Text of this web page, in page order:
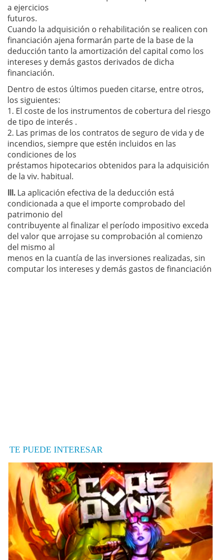
a ejercicios
futuros.
Cuando la adquisición o rehabilitación se realicen con
financiación ajena formarán parte de la base de la
deducción tanto la amortización del capital como los
intereses y demás gastos derivados de dicha
financiación.
Dentro de estos últimos pueden citarse, entre otros,
los siguientes:
1. El coste de los instrumentos de cobertura del riesgo
de tipo de interés .
2. Las primas de los contratos de seguro de vida y de
incendios, siempre que estén incluidos en las
condiciones de los
préstamos hipotecarios obtenidos para la adquisición
de la viv. habitual.
III. La aplicación efectiva de la deducción está
condicionada a que el importe comprobado del
patrimonio del
contribuyente al finalizar el período impositivo exceda
del valor que arrojase su comprobación al comienzo
del mismo al
menos en la cuantía de las inversiones realizadas, sin
computar los intereses y demás gastos de financiación
TE PUEDE INTERESAR